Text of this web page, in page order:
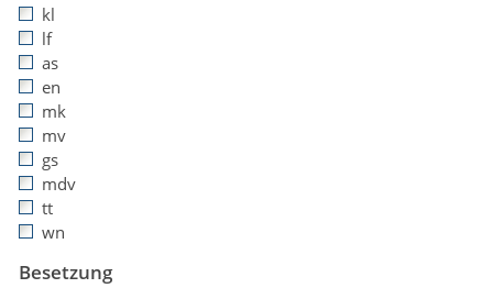
kl
lf
as
en
mk
mv
gs
mdv
tt
wn
Besetzung